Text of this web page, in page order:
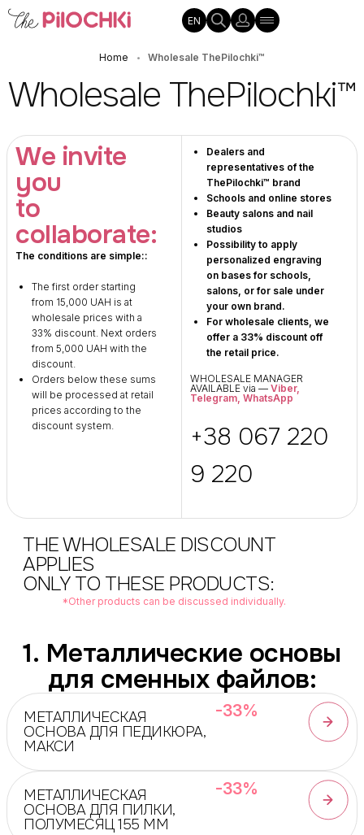
EN
Home • Wholesale ThePilochki™
Wholesale ThePilochki™
We invite
you
to
collaborate:
The conditions are simple::
The first order starting
from 15,000 UAH is at
wholesale prices with a
33% discount. Next orders
from 5,000 UAH with the
discount.
Orders below these sums
will be processed at retail
prices according to the
discount system.
Dealers and
representatives of the
ThePilochki™ brand
Schools and online stores
Beauty salons and nail
studios
Possibility to apply
personalized engraving
on bases for schools,
salons, or for sale under
your own brand.
For wholesale clients, we
offer a 33% discount off
the retail price.
WHOLESALE MANAGER
AVAILABLE via —Viber,
Telegram ,WhatsApp
+38 067 220
9 220
THE WHOLESALE DISCOUNT
APPLIES
ONLY TO THESE PRODUCTS:
*Other products can be discussed individually.
1. Металлические основы
для сменных файлов:
МЕТАЛЛИЧЕСКАЯ
ОСНОВА ДЛЯ ПЕДИКЮРА,
МАКСИ
-33%
МЕТАЛЛИЧЕСКАЯ
ОСНОВА ДЛЯ ПИЛКИ,
ПОЛУМЕСЯЦ 155 ММ
-33%